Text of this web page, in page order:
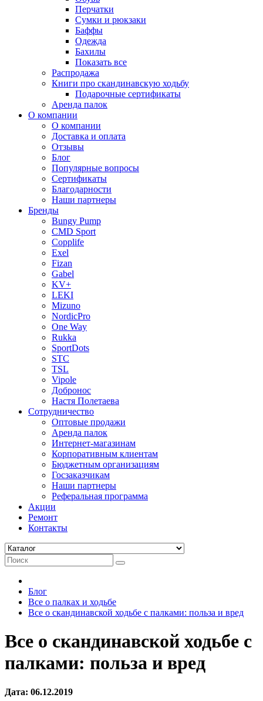
Перчатки
Сумки и рюкзаки
Баффы
Одежда
Бахилы
Показать все
Распродажа
Книги про скандинавскую ходьбу
Подарочные сертификаты
Аренда палок
О компании
О компании
Доставка и оплата
Отзывы
Блог
Популярные вопросы
Сертификаты
Благодарности
Наши партнеры
Бренды
Bungy Pump
CMD Sport
Copplife
Exel
Fizan
Gabel
KV+
LEKI
Mizuno
NordicPro
One Way
Rukka
SportDots
STC
TSL
Vipole
Добронос
Настя Полетаева
Сотрудничество
Оптовые продажи
Аренда палок
Интернет-магазинам
Корпоративным клиентам
Бюджетным организациям
Госзаказчикам
Наши партнеры
Реферальная программа
Акции
Ремонт
Контакты
Блог
Все о палках и ходьбе
Все о скандинавской ходьбе с палками: польза и вред
Все о скандинавской ходьбе с
палками: польза и вред
Дата: 06.12.2019